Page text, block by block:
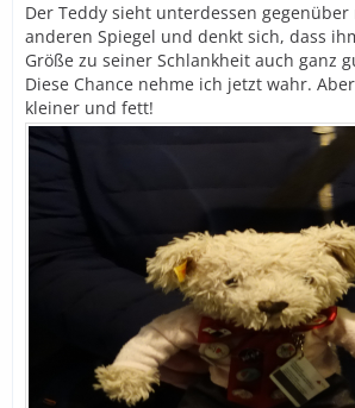
Der Teddy sieht unterdessen gegenüber
anderen Spiegel und denkt sich, dass
Größe zu seiner Schlankheit auch ganz
Diese Chance nehme ich jetzt wahr.
kleiner und fett!